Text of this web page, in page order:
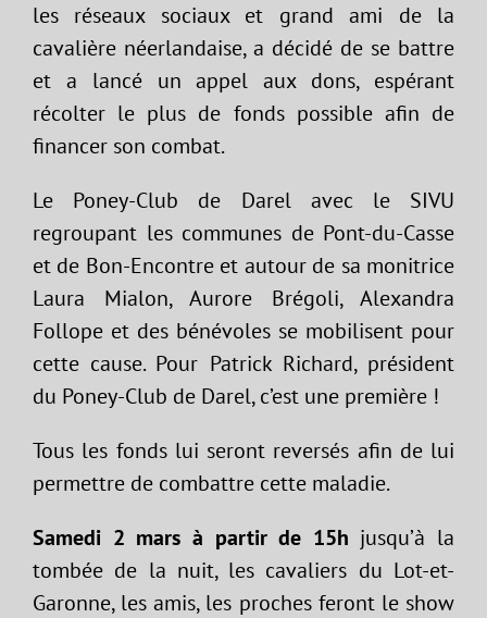
les réseaux sociaux et grand ami de la
cavalière néerlandaise, a décidé de se battre
et a lancé un appel aux dons, espérant
récolter le plus de fonds possible afin de
financer son combat.
Le Poney-Club de Darel avec le SIVU
regroupant les communes de Pont-du-Casse
et de Bon-Encontre et autour de sa monitrice
Laura Mialon, Aurore Brégoli, Alexandra
Follope et des bénévoles se mobilisent pour
cette cause. Pour Patrick Richard, président
du Poney-Club de Darel, c’est une première !
Tous les fonds lui seront reversés afin de lui
permettre de combattre cette maladie.
Samedi 2 mars à partir de 15h jusqu’à la
tombée de la nuit, les cavaliers du Lot-et-
Garonne, les amis, les proches feront le show